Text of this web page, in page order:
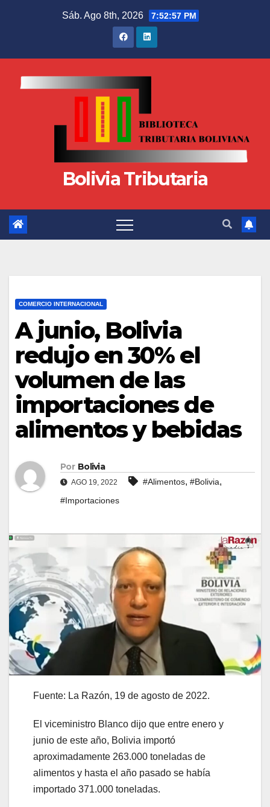
Sáb. Ago 8th, 2026 7:52:58 PM
Bolivia Tributaria
COMERCIO INTERNACIONAL
A junio, Bolivia
redujo en 30% el
volumen de las
importaciones de
alimentos y bebidas
Por Bolivia
AGO 19, 2022 #Alimentos, #Bolivia,
#Importaciones
Fuente: La Razón, 19 de agosto de 2022.
El viceministro Blanco dijo que entre enero y
junio de este año, Bolivia importó
aproximadamente 263.000 toneladas de
alimentos y hasta el año pasado se había
importado 371.000 toneladas.